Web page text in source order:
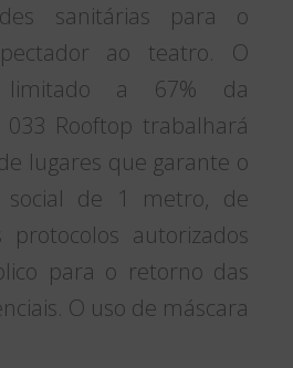
sanitárias para o
ao teatro. O
limitado a 67% da
Rooftop trabalhará
lugares que garante o
social de 1 metro, de
autorizados
para o retorno das
O uso de máscara